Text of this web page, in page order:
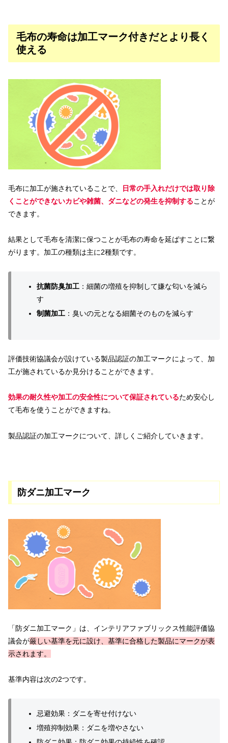
毛布の寿命は加工マーク付きだとより長く
使える
毛布に加工が施されていることで、
日常の手入れだけでは取り除
くことができないカビや雑菌、ダニなどの発生を抑制することが
できます。
結果として毛布を清潔に保つことが毛布の寿命を延ばすことに繋
がります。加工の種類は主に2種類です。
抗菌防臭加工：細菌の増殖を抑制して嫌な匂いを減ら
す
制菌加工：臭いの元となる細菌そのものを減らす
評価技術協議会が設けている製品認証の加工マークによって、加
工が施されているか見分けることができます。
効果の耐久性や加工の安全性について保証されているため安心し
て毛布を使うことができますね。
製品認証の加工マークについて、詳しくご紹介していきます。
防ダニ加工マーク
「防ダニ加工マーク」は、インテリアファブリックス性能評価協
議会が厳しい基準を元に設け、基準に合格した製品にマークが表
示されます。
基準内容は次の2つです。
忌避効果：ダニを寄せ付けない
増殖抑制効果：ダニを増やさない